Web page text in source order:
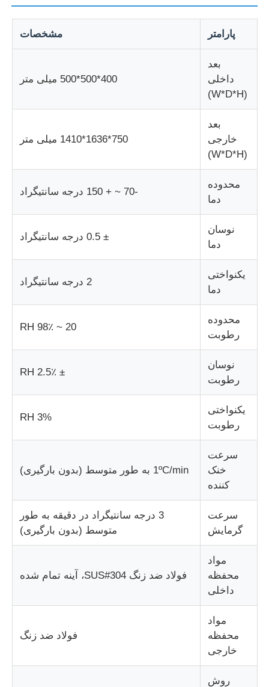
دستگاه تست ضربه
دستگاه آزمایش سایش
تجهیزات تست لاستیک
تجهیزات تست کفش
تجهیزات آزمایش مواد ساختمانی
تجهیزات آزمایش بسته بندی
تجهیزات آزمایش چسب
کنترل کننده دما و رطوبت
تست کننده سختی
پارامتر مشخصات
بعد
داخلی
(W*D*H)
400*500*500 میلی متر
بعد
خارجی
(W*D*H)
750*1636*1410 میلی متر
محدوده
دما
-70 ~ + 150 درجه سانتیگراد
نوسان
دما
± 0.5 درجه سانتیگراد
یکنواختی
دما
2 درجه سانتیگراد
محدوده
رطوبت
20 ~ 98٪ RH
نوسان
رطوبت
± 2.5٪ RH
یکنواختی
رطوبت
3% RH
سرعت
خنک
کننده
1ºC/min به طور متوسط ​​(بدون بارگیری)
سرعت
گرمایش
3 درجه سانتیگراد در دقیقه به طور
متوسط ​​(بدون بارگیری)
مواد
محفظه
داخلی
فولاد ضد زنگ SUS#304، آینه تمام شده
مواد
محفظه
خارجی
فولاد ضد زنگ
روش